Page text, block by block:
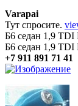
Varapai
Тут спросите.
Б6 седан 1,9 TDI
Б6 седан 1,9 TDI
+7 911 891 71 41